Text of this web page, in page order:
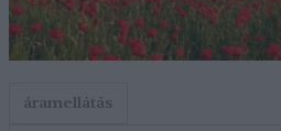
áramellátás